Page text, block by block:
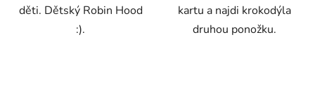
děti. Dětský Robin Hood
:).
kartu a najdi krokodýla
druhou ponožku.